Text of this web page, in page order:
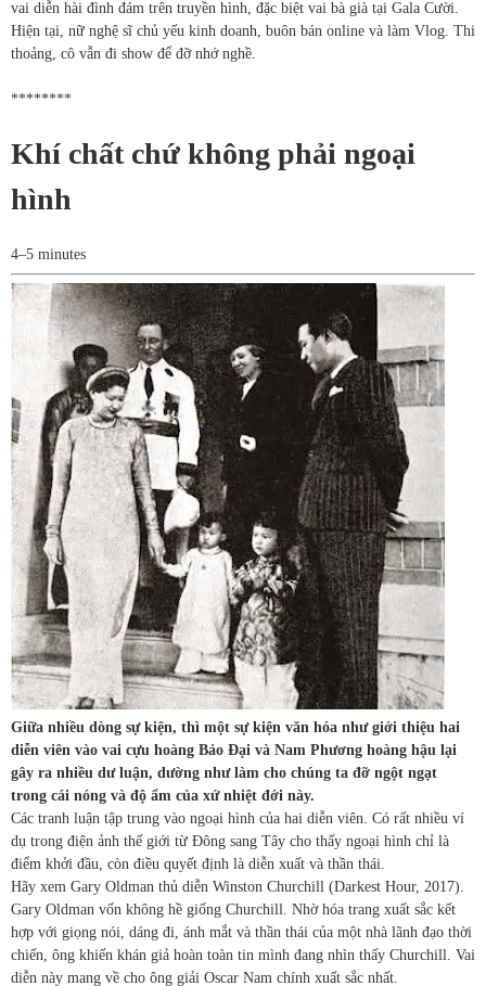
vai diễn hài đình đám trên truyền hình, đặc biệt vai bà già tại Gala Cười.
Hiện tại, nữ nghệ sĩ chủ yếu kinh doanh, buôn bán online và làm Vlog. Thi
thoảng, cô vẫn đi show để đỡ nhớ nghề.
********
Khí chất chứ không phải ngoại
hình
4–5 minutes
Giữa nhiều dòng sự kiện, thì một sự kiện văn hóa như giới thiệu hai
diễn viên vào vai cựu hoàng Bảo Đại và Nam Phương hoàng hậu lại
gây ra nhiều dư luận, dường như làm cho chúng ta đỡ ngột ngạt
trong cái nóng và độ ẩm của xứ nhiệt đới này.
Các tranh luận tập trung vào ngoại hình của hai diễn viên. Có rất nhiều ví
dụ trong điện ảnh thế giới từ Đông sang Tây cho thấy ngoại hình chỉ là
điểm khởi đầu, còn điều quyết định là diễn xuất và thần thái.
Hãy xem Gary Oldman thủ diễn Winston Churchill (Darkest Hour, 2017).
Gary Oldman vốn không hề giống Churchill. Nhờ hóa trang xuất sắc kết
hợp với giọng nói, dáng đi, ánh mắt và thần thái của một nhà lãnh đạo thời
chiến, ông khiến khán giả hoàn toàn tin mình đang nhìn thấy Churchill. Vai
diễn này mang về cho ông giải Oscar Nam chính xuất sắc nhất.